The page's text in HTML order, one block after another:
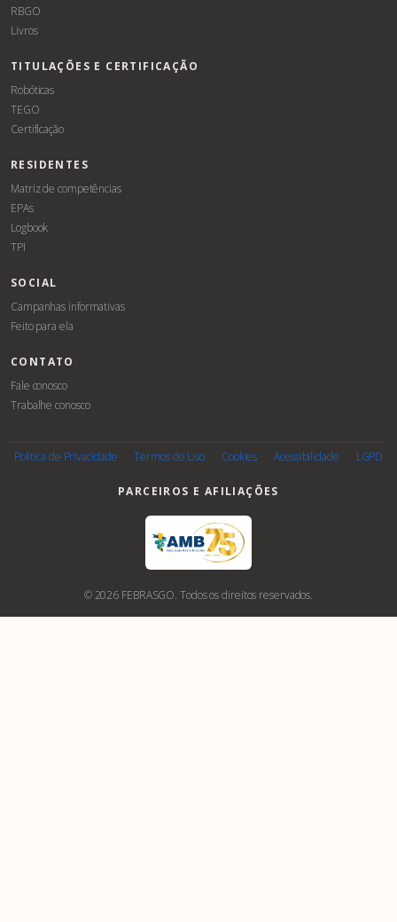
RBGO
Livros
TITULAÇÕES E CERTIFICAÇÃO
Robóticas
TEGO
Certificação
RESIDENTES
Matriz de competências
EPAs
Logbook
TPI
SOCIAL
Campanhas informativas
Feito para ela
CONTATO
Fale conosco
Trabalhe conosco
Política de Privacidade Termos de Uso Cookies Acessibilidade LGPD
PARCEIROS E AFILIAÇÕES
© 2026 FEBRASGO. Todos os direitos reservados.